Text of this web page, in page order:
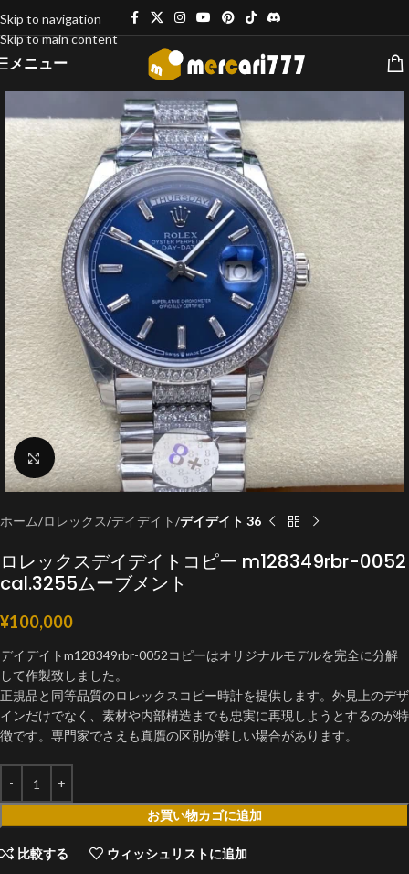
Skip to navigation
Skip to main content
メニュー
クリックで拡大
ホーム ロレックス デイデイト デイデイト 36
ロレックスデイデイトコピー m128349rbr-0052
cal.3255ムーブメント
¥100,000
デイデイトm128349rbr-0052コピーはオリジナルモデルを完全に分解
して作製致しました。
正規品と同等品質のロレックスコピー時計を提供します。外見上のデザ
インだけでなく、素材や内部構造までも忠実に再現しようとするのが特
徴です。専門家でさえも真贋の区別が難しい場合があります。
お買い物カゴに追加
比較する ウィッシュリストに追加